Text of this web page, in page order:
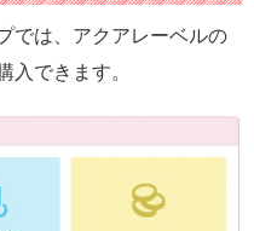
では、アクアレーベルの
入できます。